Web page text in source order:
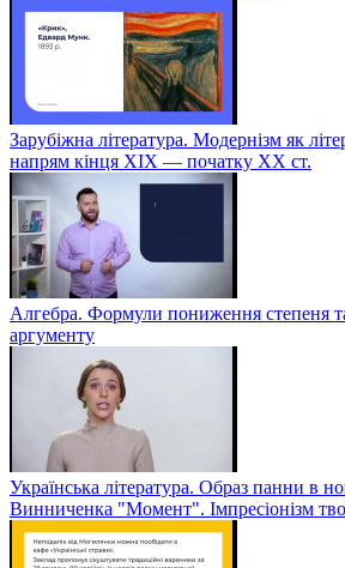
Зарубіжна література. Модернізм як
напрям кінця XIX — початку XX ст.
Алгебра. Формули пониження степеня
аргументу
Українська література. Образ панни в
Винниченка "Момент". Імпресіонізм